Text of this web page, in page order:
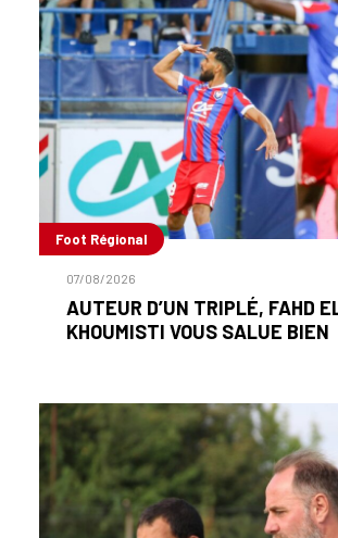
Foot Régional
07/08/2026
AUTEUR D’UN TRIPLÉ, FAHD
KHOUMISTI VOUS SALUE BIEN